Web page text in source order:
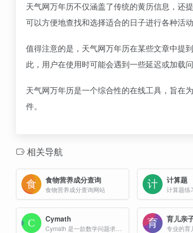
天气网万年历不仅涵盖了传统的黄历信息，还
可以方便地查找和选择适合的日子进行各种活
值得注意的是，天气网万年历在某些文章中提
此，用户在使用时可能会遇到一些延迟或加载问
天气网万年历是一个综合性的在线工具，旨在
件。
相关导航
食物营养成分查询
食物营养成分查询网站
计算题
Cymath 育儿亲